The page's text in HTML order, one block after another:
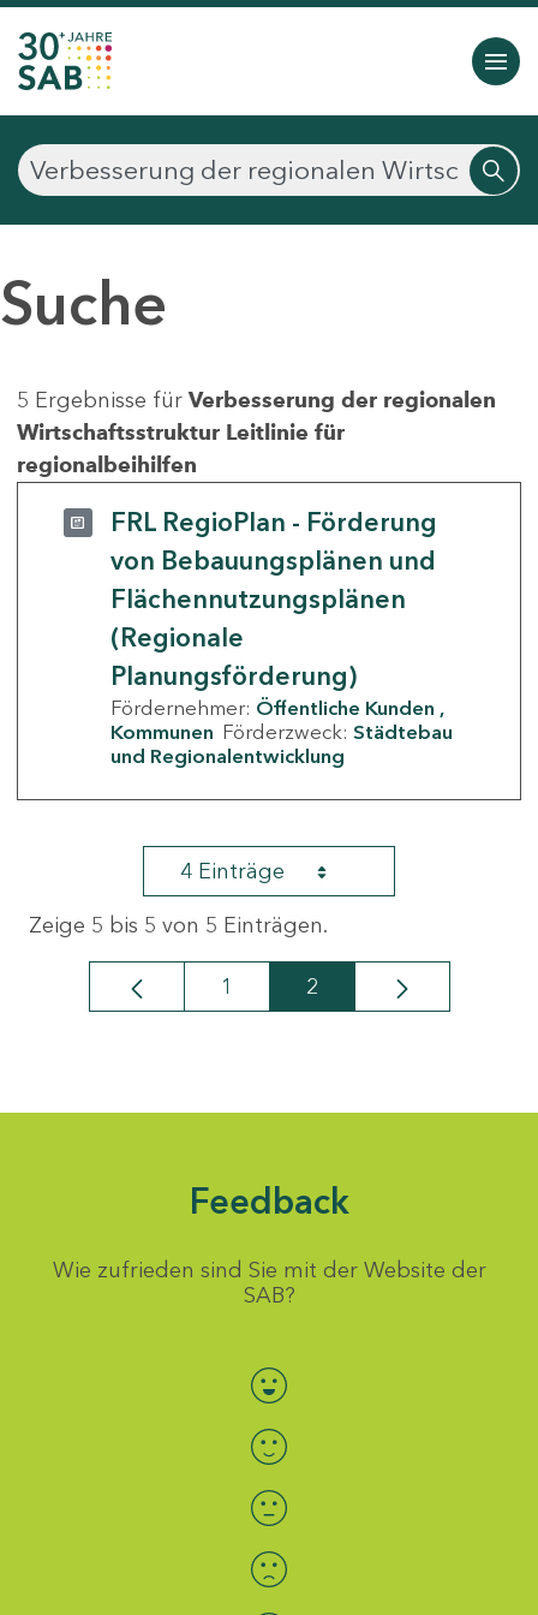
Suche
5 Ergebnisse für Verbesserung der regionalen
Wirtschaftsstruktur Leitlinie für
regionalbeihilfen
FRL RegioPlan - Förderung
von Bebauungsplänen und
Flächennutzungsplänen
(Regionale
Planungsförderung)
Fördernehmer: Öffentliche Kunden
Kommunen Förderzweck: Städtebau
und Regionalentwicklung
4 Einträge
Zeige 5 bis 5 von 5 Einträgen.
Seite
1 Seite
2
Feedback
Wie zufrieden sind Sie mit der Website der
SAB?
Bewertung auswählen